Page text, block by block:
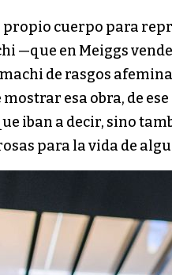
propio cuerpo para
—que en Meiggs
de rasgos
mostrar esa obra, de
iban a decir, sino
para la vida de